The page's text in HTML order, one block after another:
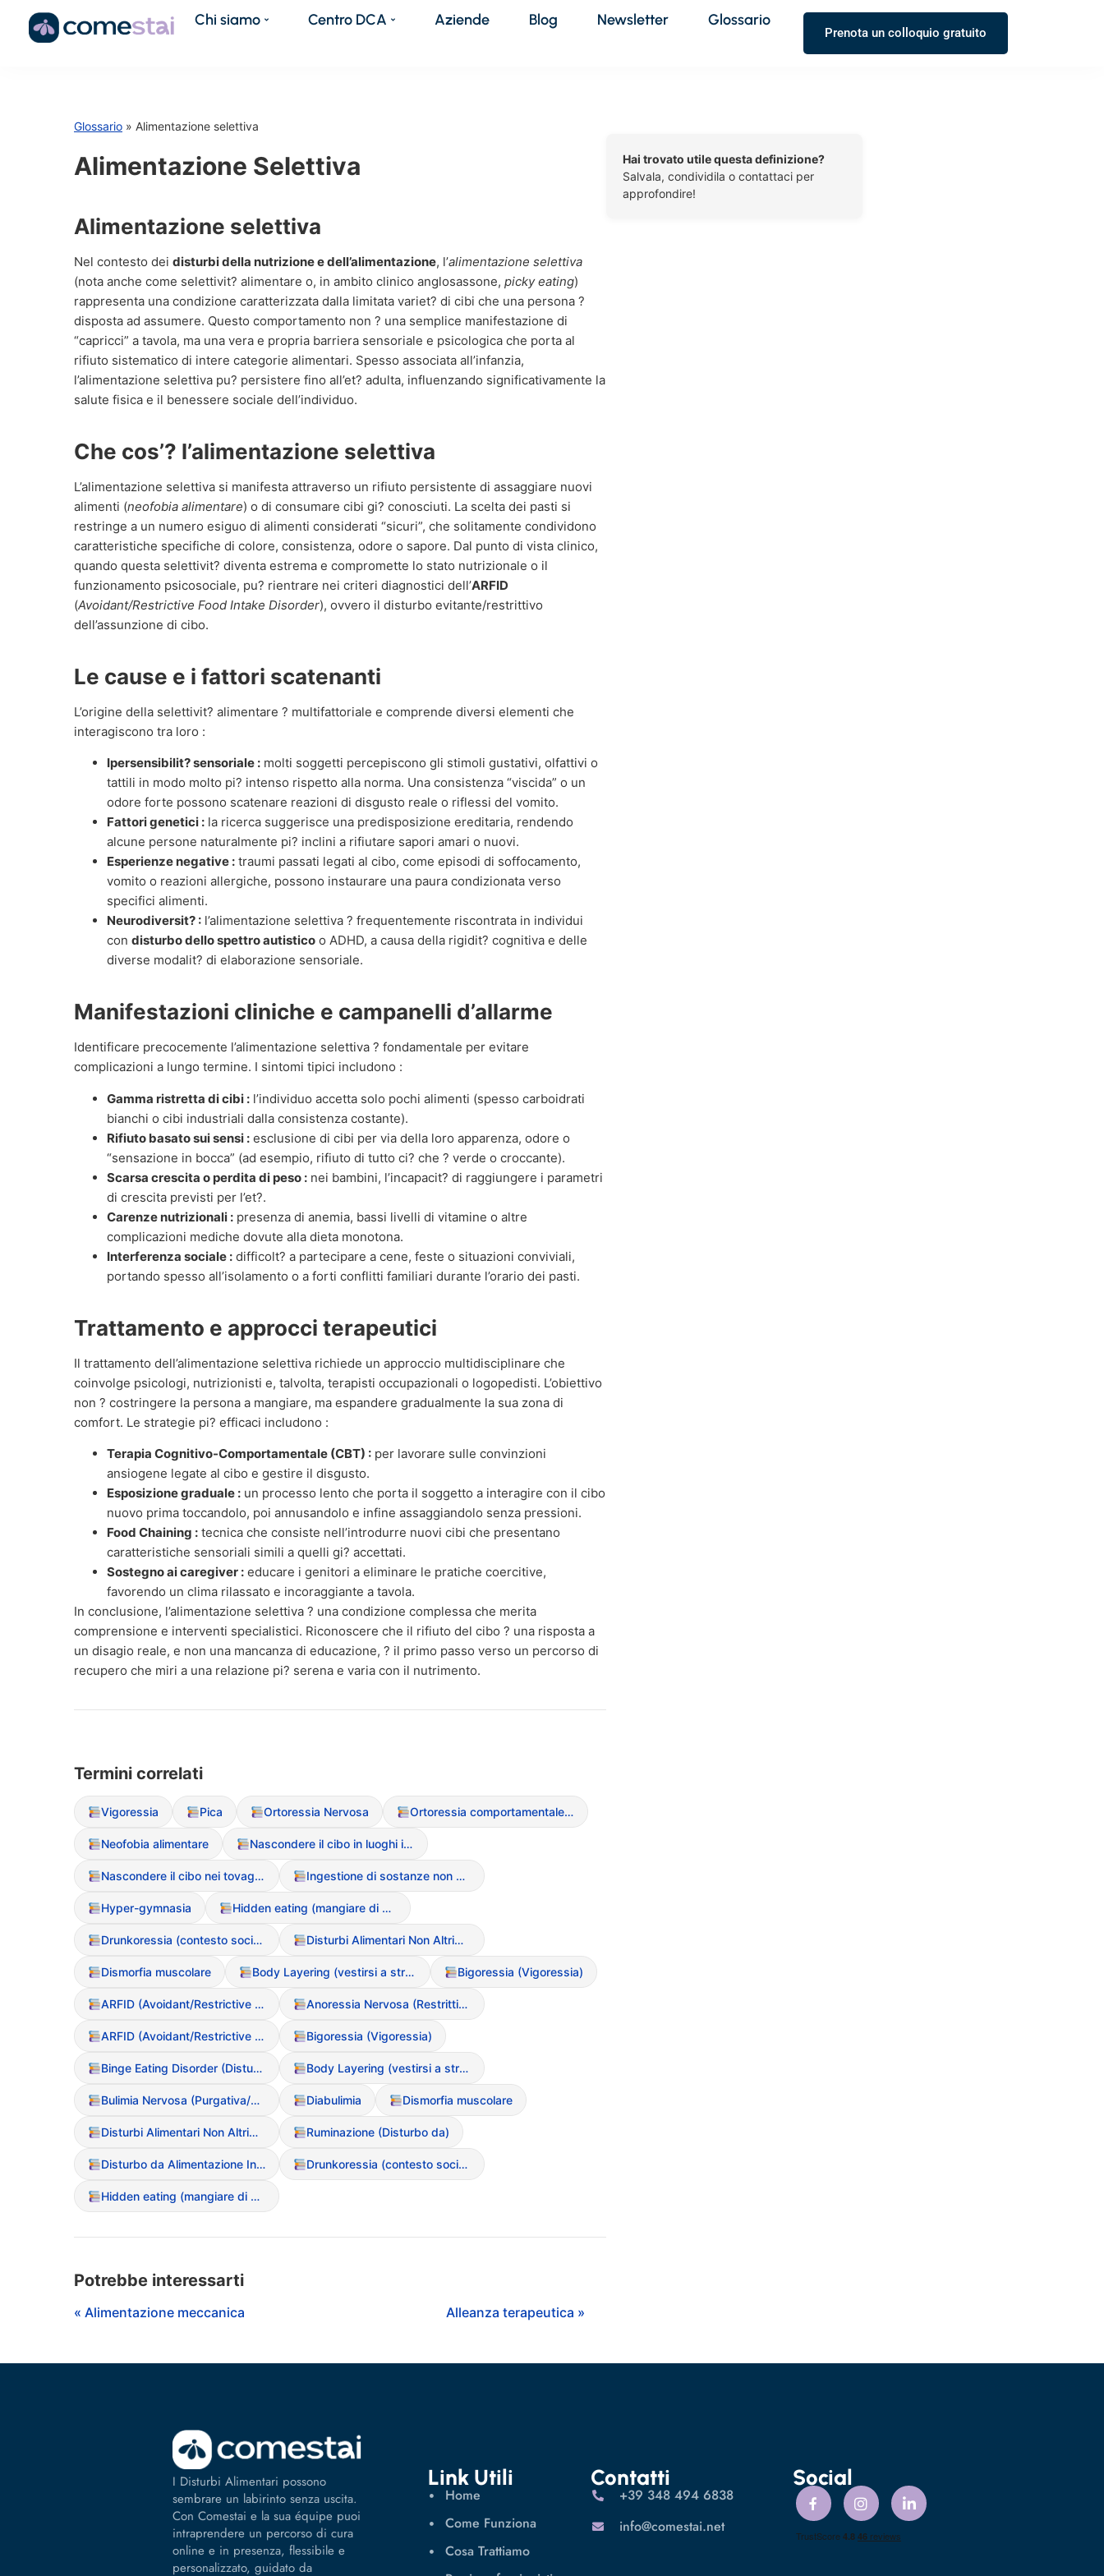
Chi siamo Centro DCA Aziende Blog Newsletter Glossario
Prenota un colloquio gratuito
Glossario » Alimentazione selettiva
Alimentazione Selettiva
Alimentazione selettiva
Nel contesto dei disturbi della nutrizione e dell’alimentazione, l’alimentazione selettiva
(nota anche come selettivit? alimentare o, in ambito clinico anglosassone, picky eating)
rappresenta una condizione caratterizzata dalla limitata variet? di cibi che una persona ?
disposta ad assumere. Questo comportamento non ? una semplice manifestazione di
“capricci” a tavola, ma una vera e propria barriera sensoriale e psicologica che porta al
rifiuto sistematico di intere categorie alimentari. Spesso associata all’infanzia,
l’alimentazione selettiva pu? persistere fino all’et? adulta, influenzando significativamente la
salute fisica e il benessere sociale dell’individuo.
Che cos’? l’alimentazione selettiva
L’alimentazione selettiva si manifesta attraverso un rifiuto persistente di assaggiare nuovi
alimenti (neofobia alimentare) o di consumare cibi gi? conosciuti. La scelta dei pasti si
restringe a un numero esiguo di alimenti considerati “sicuri”, che solitamente condividono
caratteristiche specifiche di colore, consistenza, odore o sapore. Dal punto di vista clinico,
quando questa selettivit? diventa estrema e compromette lo stato nutrizionale o il
funzionamento psicosociale, pu? rientrare nei criteri diagnostici dell’ARFID
(Avoidant/Restrictive Food Intake Disorder), ovvero il disturbo evitante/restrittivo
dell’assunzione di cibo.
Le cause e i fattori scatenanti
L’origine della selettivit? alimentare ? multifattoriale e comprende diversi elementi che
interagiscono tra loro :
Ipersensibilit? sensoriale : molti soggetti percepiscono gli stimoli gustativi, olfattivi o
tattili in modo molto pi? intenso rispetto alla norma. Una consistenza “viscida” o un
odore forte possono scatenare reazioni di disgusto reale o riflessi del vomito.
Fattori genetici : la ricerca suggerisce una predisposizione ereditaria, rendendo
alcune persone naturalmente pi? inclini a rifiutare sapori amari o nuovi.
Esperienze negative : traumi passati legati al cibo, come episodi di soffocamento,
vomito o reazioni allergiche, possono instaurare una paura condizionata verso
specifici alimenti.
Neurodiversit? : l’alimentazione selettiva ? frequentemente riscontrata in individui
con disturbo dello spettro autistico o ADHD, a causa della rigidit? cognitiva e delle
diverse modalit? di elaborazione sensoriale.
Manifestazioni cliniche e campanelli d’allarme
Identificare precocemente l’alimentazione selettiva ? fondamentale per evitare
complicazioni a lungo termine. I sintomi tipici includono :
Gamma ristretta di cibi : l’individuo accetta solo pochi alimenti (spesso carboidrati
bianchi o cibi industriali dalla consistenza costante).
Rifiuto basato sui sensi : esclusione di cibi per via della loro apparenza, odore o
“sensazione in bocca” (ad esempio, rifiuto di tutto ci? che ? verde o croccante).
Scarsa crescita o perdita di peso : nei bambini, l’incapacit? di raggiungere i parametri
di crescita previsti per l’et?.
Carenze nutrizionali : presenza di anemia, bassi livelli di vitamine o altre
complicazioni mediche dovute alla dieta monotona.
Interferenza sociale : difficolt? a partecipare a cene, feste o situazioni conviviali,
portando spesso all’isolamento o a forti conflitti familiari durante l’orario dei pasti.
Trattamento e approcci terapeutici
Il trattamento dell’alimentazione selettiva richiede un approccio multidisciplinare che
coinvolge psicologi, nutrizionisti e, talvolta, terapisti occupazionali o logopedisti. L’obiettivo
non ? costringere la persona a mangiare, ma espandere gradualmente la sua zona di
comfort. Le strategie pi? efficaci includono :
Terapia Cognitivo-Comportamentale (CBT) : per lavorare sulle convinzioni
ansiogene legate al cibo e gestire il disgusto.
Esposizione graduale : un processo lento che porta il soggetto a interagire con il cibo
nuovo prima toccandolo, poi annusandolo e infine assaggiandolo senza pressioni.
Food Chaining : tecnica che consiste nell’introdurre nuovi cibi che presentano
caratteristiche sensoriali simili a quelli gi? accettati.
Sostegno ai caregiver : educare i genitori a eliminare le pratiche coercitive,
favorendo un clima rilassato e incoraggiante a tavola.
In conclusione, l’alimentazione selettiva ? una condizione complessa che merita
comprensione e interventi specialistici. Riconoscere che il rifiuto del cibo ? una risposta a
un disagio reale, e non una mancanza di educazione, ? il primo passo verso un percorso di
recupero che miri a una relazione pi? serena e varia con il nutrimento.
Termini correlati
Vigoressia Pica Ortoressia Nervosa Ortoressia comportamentale (rituali di selezione e pulizia)
Neofobia alimentare Nascondere il cibo in luoghi insoliti
Nascondere il cibo nei tovaglioli o nelle tasche Ingestione di sostanze non alimentari (Pica)
Hyper-gymnasia Hidden eating (mangiare di nascosto)
Drunkoressia (contesto sociale) Disturbi Alimentari Non Altrimenti Specificati (NAS / EDNOS)
Dismorfia muscolare Body Layering (vestirsi a strati per nascondere le forme) Bigoressia (Vigoressia)
ARFID (Avoidant/Restrictive Food Intake Disorder) Anoressia Nervosa (Restrittiva/Purgativa)
ARFID (Avoidant/Restrictive Food Intake Disorder) Bigoressia (Vigoressia)
Binge Eating Disorder (Disturbo da Alimentazione Incontrollata) Body Layering (vestirsi a strati per nascondere le forme)
Bulimia Nervosa (Purgativa/Non Purgativa) Diabulimia Dismorfia muscolare
Disturbi Alimentari Non Altrimenti Specificati (NAS / EDNOS) Ruminazione (Disturbo da)
Disturbo da Alimentazione Incontrollata (BED) Drunkoressia (contesto sociale)
Hidden eating (mangiare di nascosto)
Potrebbe interessarti
« Alimentazione meccanica Alleanza terapeutica »
Hai trovato utile questa definizione?
Salvala, condividila o contattaci per
approfondire!
I Disturbi Alimentari possono
sembrare un labirinto senza uscita.
Con Comestai e la sua équipe puoi
intraprendere un percorso di cura
online e in presenza, flessibile e
personalizzato, guidato da
Link Utili
Home
Come Funziona
Cosa Trattiamo
Contatti
‪+39 348 494 6838
info@comestai.net
Social